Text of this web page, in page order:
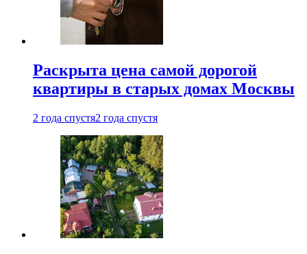
Раскрыта цена самой дорогой
квартиры в старых домах Москвы
2 года спустя2 года спустя